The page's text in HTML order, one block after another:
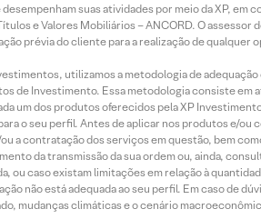
suas atividades por meio da XP, em
e Valores Mobiliários – ANCORD. O assessor
prévia do cliente para a realização de qualquer
utilizamos a metodologia de
de Investimento. Essa metodologia consiste em
um dos produtos oferecidos pela XP
o seu perfil. Antes de aplicar nos produtos e/ou
a contratação dos serviços em questão, bem
da transmissão da sua ordem ou, ainda,
ou caso existam limitações em relação à
não está adequada ao seu perfil. Em caso de
mudanças climáticas e o cenário